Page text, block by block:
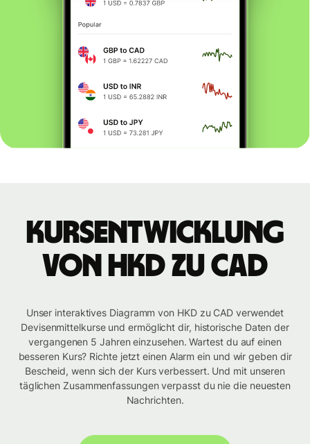
Kursentwicklung
von HKD zu CAD
Unser interaktives Diagramm von HKD zu CAD verwendet
Devisenmittelkurse und ermöglicht dir, historische Daten der
vergangenen 5 Jahren einzusehen. Wartest du auf einen
besseren Kurs? Richte jetzt einen Alarm ein und wir geben dir
Bescheid, wenn sich der Kurs verbessert. Und mit unseren
täglichen Zusammenfassungen verpasst du nie die neuesten
Nachrichten.